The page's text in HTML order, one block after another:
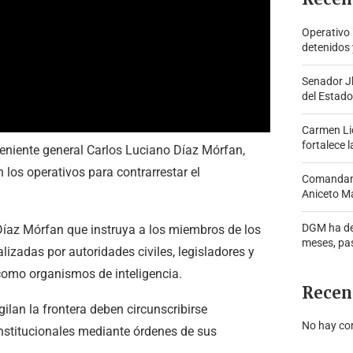
general Carlos Luciano Díaz Mórfan,
operativos para contrarrestar el
Mórfan que instruya a los miembros de los
por autoridades civiles, legisladores y
organismos de inteligencia.
la frontera deben circunscribirse
mediante órdenes de sus
Operativo
detenidos
Senador
del Estado
Carmen
fortalece
Aniceto
DGM ha
meses,
No hay